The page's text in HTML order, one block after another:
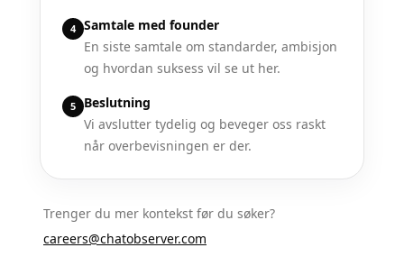
4 Samtale med founder
En siste samtale om standarder, ambisjon
og hvordan suksess vil se ut her.
5
Beslutning
Vi avslutter tydelig og beveger oss raskt
når overbevisningen er der.
Trenger du mer kontekst før du søker?
careers@chatobserver.com